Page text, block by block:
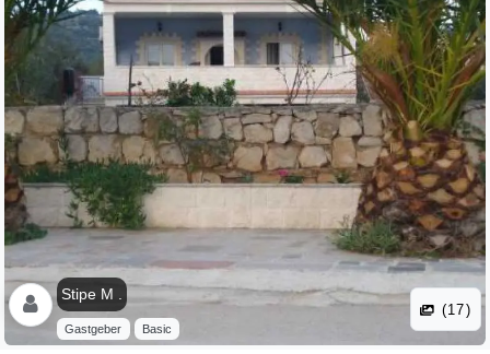
Stipe M .
Gastgeber Basic
(17)